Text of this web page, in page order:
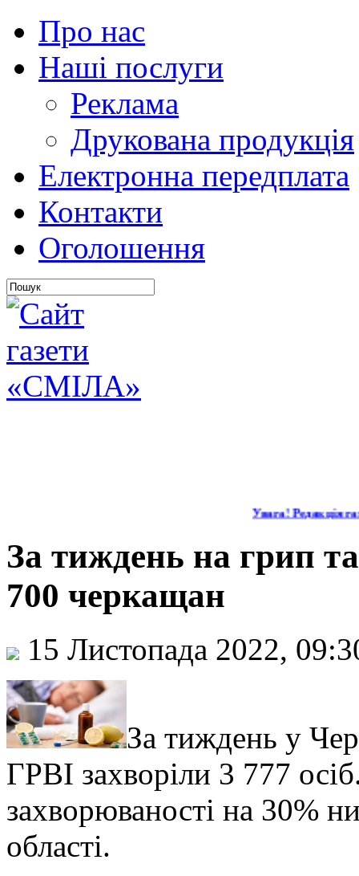
Про нас
Наші послуги
Реклама
Друкована продукція
Електронна передплата
Контакти
Оголошення
Увага! Редакція
За тиждень на грип
700 черкащан
15 Листопада 2022,
За тиждень у
ГРВІ захворіли 3 777
захворюваності на 30%
області.